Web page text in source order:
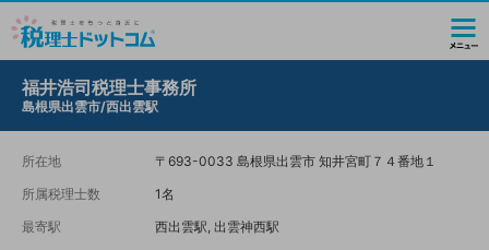
福井浩司税理士事務所
島根県出雲市/西出雲駅
所在地
〒693-0033 島根県出雲市 知井宮町７４番地１
所属税理士数
1名
最寄駅
西出雲駅, 出雲神西駅